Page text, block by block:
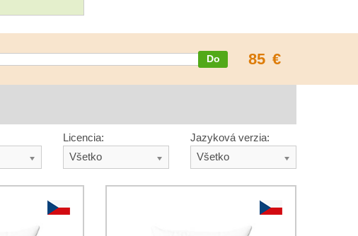
85 €
Licencia:
Všetko
Jazyková verzia:
Všetko